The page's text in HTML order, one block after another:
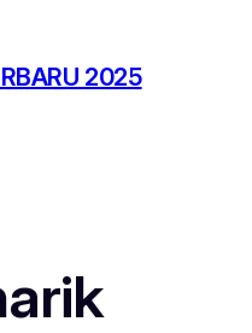
2025